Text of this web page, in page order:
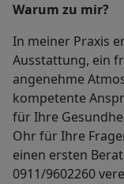
Warum zu mir?
In meiner Praxis
Ausstattung, ein
angenehme
kompetente
für Ihre
Ohr für Ihre
einen ersten
0911/9602260